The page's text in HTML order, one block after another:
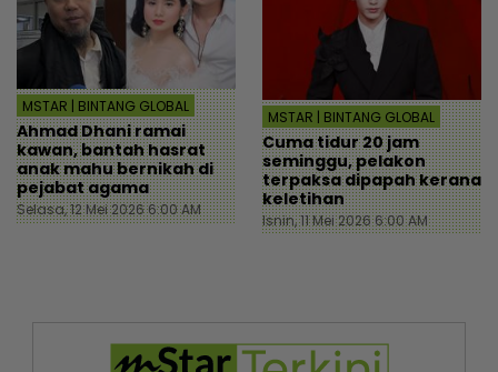
MSTAR | BINTANG GLOBAL
Ahmad Dhani ramai
kawan, bantah hasrat
anak mahu bernikah di
pejabat agama
Selasa, 12 Mei 2026 6:00 AM
MSTAR | BINTANG GLOBAL
Cuma tidur 20 jam
seminggu, pelakon
terpaksa dipapah kerana
keletihan
Isnin, 11 Mei 2026 6:00 AM